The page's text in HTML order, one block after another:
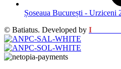
Șoseaua București - Urziceni
© Batiatus. Developed by I